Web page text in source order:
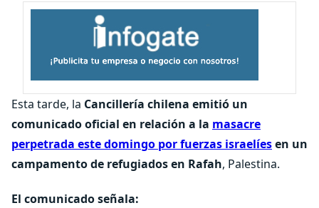
Esta tarde, la Cancillería chilena emitió un
comunicado oficial en relación a la masacre
perpetrada este domingo por fuerzas israelíesen un
campamento de refugiados en Rafah, Palestina.
El comunicado señala: